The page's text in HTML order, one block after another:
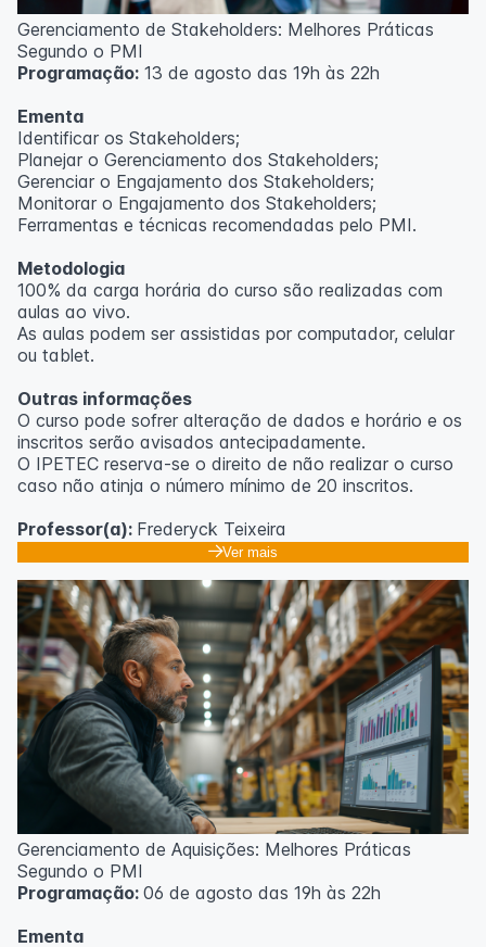
Outras informações
O curso pode sofrer alteração de dados e horário e os
inscritos serão avisados ​​antecipadamente.
O IPETEC reserva-se o direito de não realizar o curso
Professor(a):Frederyck Teixeira
Gerenciamento de Stakeholders: Melhores Práticas
Segundo o PMI
Programação: 13 de agosto das 19h às 22h
Ementa
Identificar os Stakeholders;
Planejar o Gerenciamento dos Stakeholders;
Gerenciar o Engajamento dos Stakeholders;
Monitorar o Engajamento dos Stakeholders;
Ferramentas e técnicas recomendadas pelo PMI.
Metodologia
100% da carga horária do curso são realizadas com
aulas ao vivo.
As aulas podem ser assistidas por computador, celular
ou tablet.
Outras informações
O curso pode sofrer alteração de dados e horário e os
inscritos serão avisados ​​antecipadamente.
O IPETEC reserva-se o direito de não realizar o curso
caso não atinja o número mínimo de 20 inscritos.
Professor(a): Frederyck Teixeira
Ver mais
Gerenciamento de Aquisições: Melhores Práticas
Segundo o PMI
Programação: 06 de agosto das 19h às 22h
Ementa